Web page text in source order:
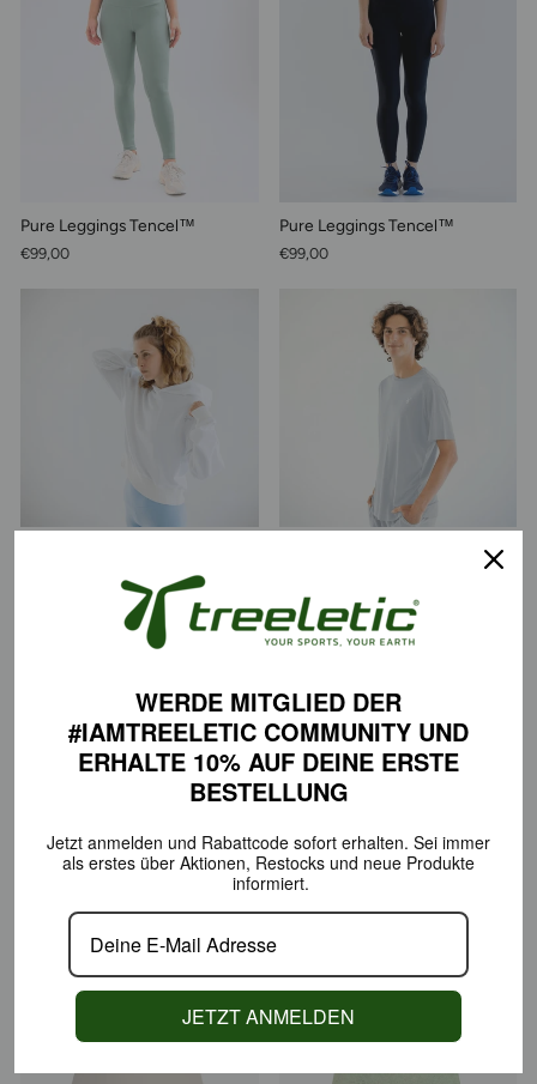
Pure Leggings Tencel™
€99,00
Pure Leggings Tencel™
€99,00
Performance Shorts Tencel™
€59,00
Hoodie 100% Bio-Baumwolle
WERDE MITGLIED DER
#IAMTREELETIC COMMUNITY UND
ERHALTE 10% AUF DEINE ERSTE
BESTELLUNG
Jetzt anmelden und Rabattcode sofort erhalten. Sei immer
als erstes über Aktionen, Restocks und neue Produkte
informiert.
JETZT ANMELDEN